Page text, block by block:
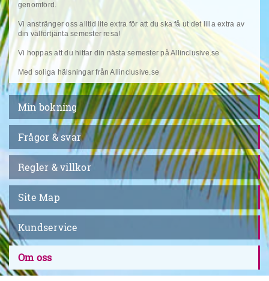
genomförd.
Vi anstränger oss alltid lite extra för att du ska få ut det lilla extra av
din välförtjänta semester resa!
Vi hoppas att du hittar din nästa semester på Allinclusive.se
Med soliga hälsningar från Allinclusive.se
Min bokning
Frågor & svar
Regler & villkor
Site Map
Kundservice
Om oss